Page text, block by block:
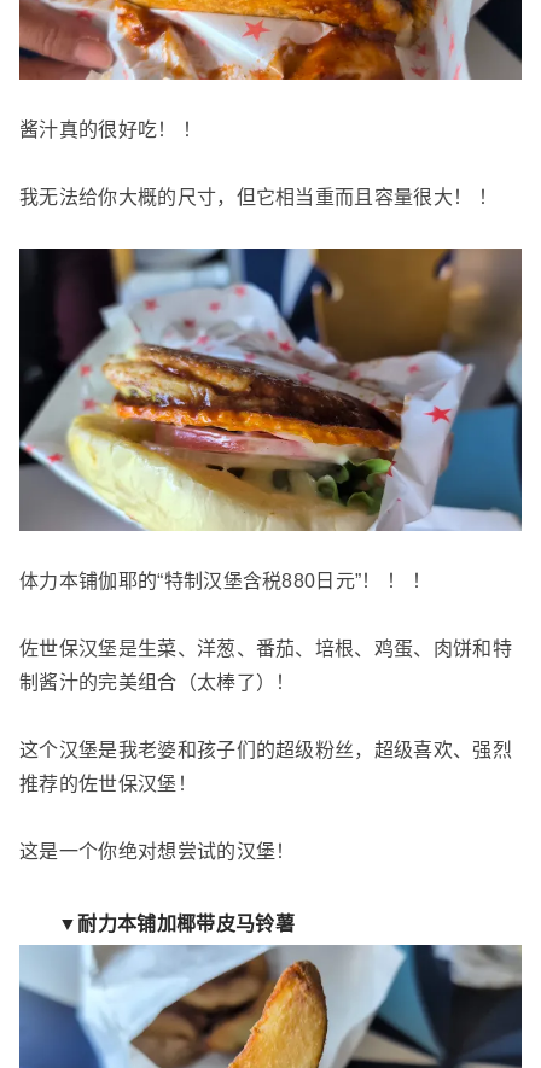
酱汁真的很好吃！ ！
我无法给你大概的尺寸，但它相当重而且容量很大！ ！
体力本铺伽耶的“特制汉堡含税880日元”！ ！ ！
佐世保汉堡是生菜、洋葱、番茄、培根、鸡蛋、肉饼和特
制酱汁的完美组合（太棒了）！
这个汉堡是我老婆和孩子们的超级粉丝，超级喜欢、强烈
推荐的佐世保汉堡！
这是一个你绝对想尝试的汉堡！
▼耐力本铺加椰带皮马铃薯